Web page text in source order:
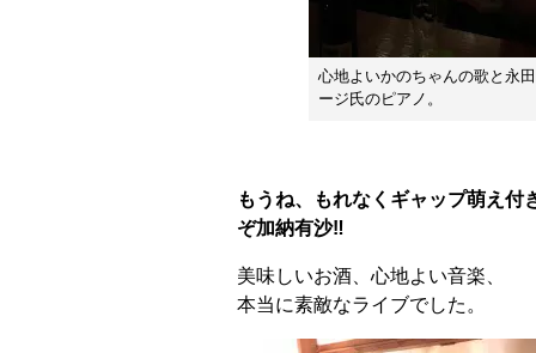
心地よいかのちゃんの歌と永
ージ氏のピアノ。
もうね、もれなくギャップ萌え付
ぞ加納有沙‼
美味しいお酒、心地よい音楽、
本当に素敵なライブでした。